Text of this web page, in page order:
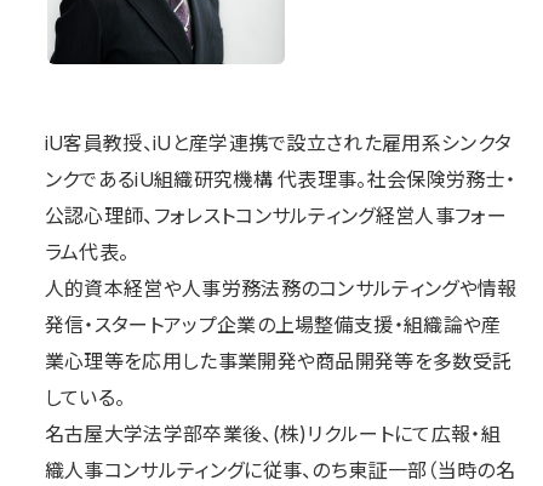
iU客員教授、iUと産学連携で設⽴された雇⽤系シンクタ
ンクであるiU組織研究機構 代表理事。社会保険労務⼠・
公認⼼理師、フォレストコンサルティング経営⼈事フォー
ラム代表。
⼈的資本経営や⼈事労務法務のコンサルティングや情報
発信・スタートアップ企業の上場整備⽀援・組織論や産
業⼼理等を応⽤した事業開発や商品開発等を多数受託
している。
名古屋⼤学法学部卒業後、(株)リクルートにて広報・組
織⼈事コンサルティングに従事、のち東証⼀部（当時の名